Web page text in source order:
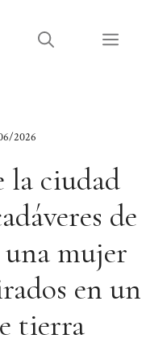
Menú
2026
la ciudad
de
mujer
en un
tierra